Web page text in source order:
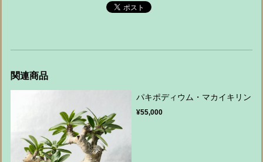
関連商品
パキポディウム・マカイキリン
¥55,000